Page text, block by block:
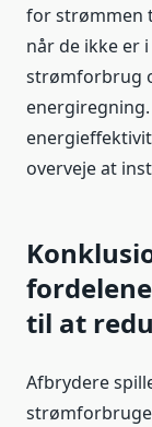
for strømmen
når de ikke er
strømforbrug
overveje at
til at
Afbrydere